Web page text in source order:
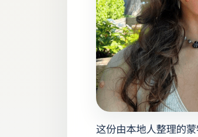
这份由本地人整理的